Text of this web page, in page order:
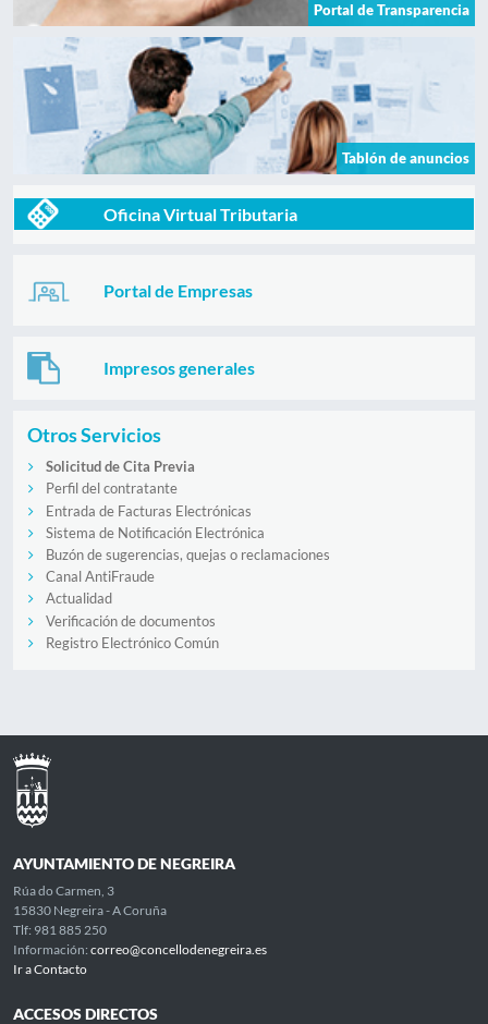
Portal de Transparencia
Tablón de anuncios
Oficina Virtual Tributaria
Portal de Empresas
Impresos generales
Otros Servicios
Solicitud de Cita Previa
Perfil del contratante
Entrada de Facturas Electrónicas
Sistema de Notificación Electrónica
Buzón de sugerencias, quejas o reclamaciones
Canal AntiFraude
Actualidad
Verificación de documentos
Registro Electrónico Común
AYUNTAMIENTO DE NEGREIRA
Rúa do Carmen, 3
15830 Negreira - A Coruña
Tlf: 981 885 250
Información: correo@concellodenegreira.es
Ir a Contacto
ACCESOS DIRECTOS